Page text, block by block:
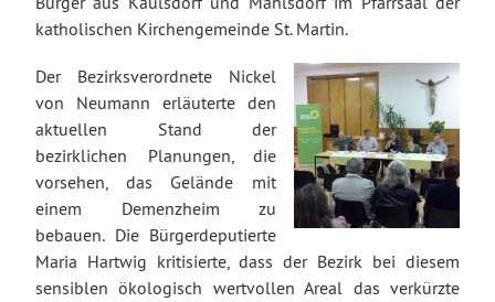
katholischen Kirchengemeinde St. Martin.
Der Bezirksverordnete Nickel
von Neumann erläuterte den
aktuellen Stand der
bezirklichen Planungen, die
vorsehen, das Gelände mit
einem Demenzheim zu
bebauen. Die Bürgerdeputierte
Maria Hartwig kritisierte, dass der Bezirk bei diesem
sensiblen ökologisch wertvollen Areal das verkürzte